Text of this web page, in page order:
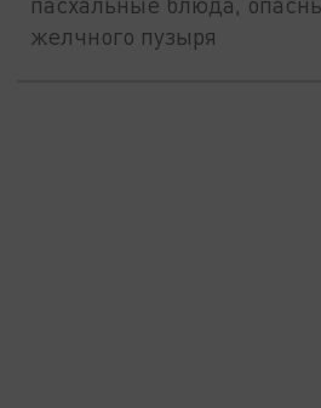
желчного пузыря